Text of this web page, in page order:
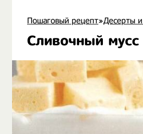
Пошаговый рецепт»Десерты
Сливочный мусс